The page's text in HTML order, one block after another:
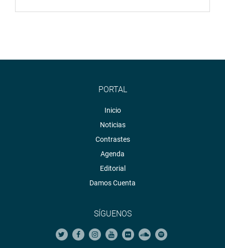
PORTAL
Inicio
Noticias
Contrastes
Agenda
Editorial
Damos Cuenta
SÍGUENOS